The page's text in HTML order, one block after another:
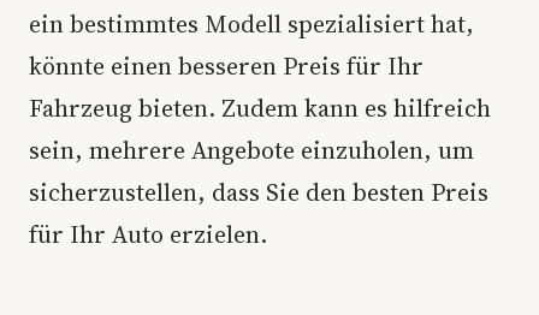
ein bestimmtes Modell spezialisiert hat,
könnte einen besseren Preis für Ihr
Fahrzeug bieten. Zudem kann es hilfreich
sein, mehrere Angebote einzuholen, um
sicherzustellen, dass Sie den besten Preis
für Ihr Auto erzielen.